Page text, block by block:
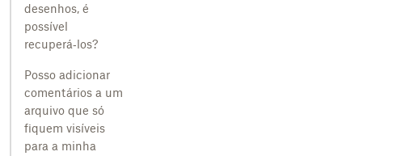
desenhos, é
possível
recuperá‑los?
Posso adicionar
comentários a um
arquivo que só
fiquem visíveis
para a minha